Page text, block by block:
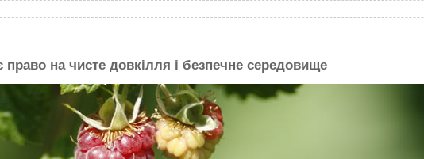
на чисте довкілля і безпечне середовище